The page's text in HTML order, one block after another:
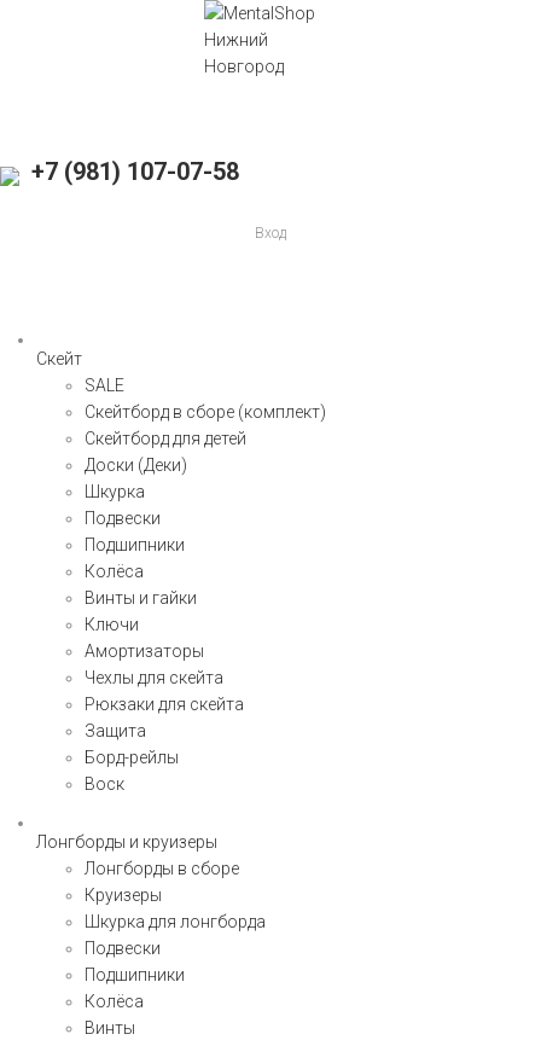
+7 (981) 107-07-58
Вход
Скейт
SALE
Скейтборд в сборе (комплект)
Скейтборд для детей
Доски (Деки)
Шкурка
Подвески
Подшипники
Колёса
Винты и гайки
Ключи
Амортизаторы
Чехлы для скейта
Рюкзаки для скейта
Защита
Борд-рейлы
Воск
Лонгборды и круизеры
Лонгборды в сборе
Круизеры
Шкурка для лонгборда
Подвески
Подшипники
Колёса
Винты